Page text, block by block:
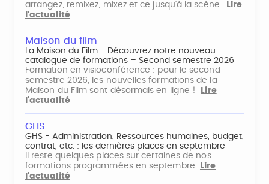
arrangez, remixez, mixez et ce jusqu'à la scène.
Lire
l'actualité
Maison du film
La Maison du Film - Découvrez notre nouveau
catalogue de formations – Second semestre 2026
Formation en visioconférence : pour le second
semestre 2026, les nouvelles formations de la
Maison du Film sont désormais en ligne !
Lire
l'actualité
GHS
GHS - Administration, Ressources humaines, budget,
contrat, etc. : les dernières places en septembre
Il reste quelques places sur certaines de nos
formations programmées en septembre
Lire
l'actualité